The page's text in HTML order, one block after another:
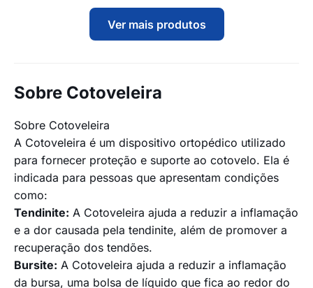
Ver mais produtos
Sobre Cotoveleira
Sobre Cotoveleira
A Cotoveleira é um dispositivo ortopédico utilizado
para fornecer proteção e suporte ao cotovelo. Ela é
indicada para pessoas que apresentam condições
como:
Tendinite: A Cotoveleira ajuda a reduzir a inflamação
e a dor causada pela tendinite, além de promover a
recuperação dos tendões.
Bursite: A Cotoveleira ajuda a reduzir a inflamação
da bursa, uma bolsa de líquido que fica ao redor do